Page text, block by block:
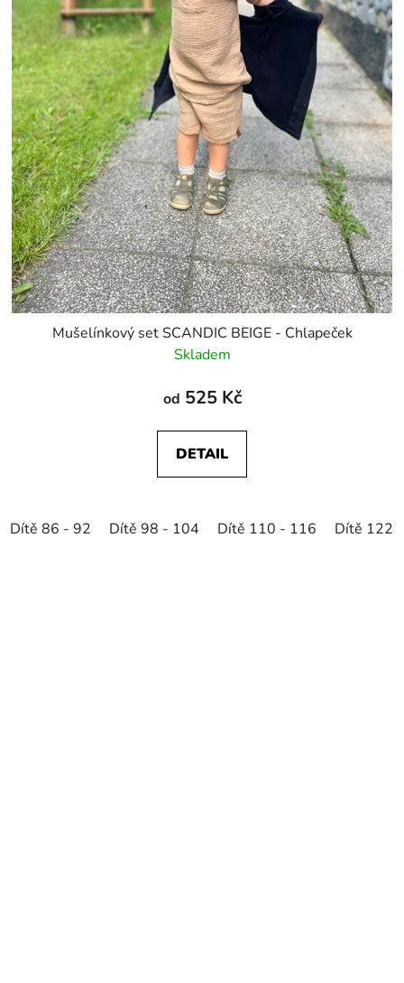
Mušelínkový set SCANDIC BEIGE - Chlapeček
Skladem
od 525 Kč
DETAIL
Dítě 86 - 92 Dítě 98 - 104 Dítě 110 - 116 Dítě 122